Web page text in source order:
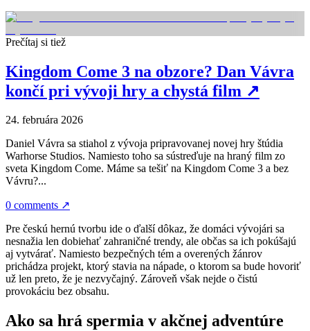
Prečítaj si tiež
Kingdom Come 3 na obzore? Dan Vávra
končí pri vývoji hry a chystá film ↗
24. februára 2026
Daniel Vávra sa stiahol z vývoja pripravovanej novej hry štúdia
Warhorse Studios. Namiesto toho sa sústreďuje na hraný film zo
sveta Kingdom Come. Máme sa tešiť na Kingdom Come 3 a bez
Vávru?...
0 comments ↗
Pre českú hernú tvorbu ide o ďalší dôkaz, že domáci vývojári sa
nesnažia len dobiehať zahraničné trendy, ale občas sa ich pokúšajú
aj vytvárať. Namiesto bezpečných tém a overených žánrov
prichádza projekt, ktorý stavia na nápade, o ktorom sa bude hovoriť
už len preto, že je nezvyčajný. Zároveň však nejde o čistú
provokáciu bez obsahu.
Ako sa hrá spermia v akčnej adventúre